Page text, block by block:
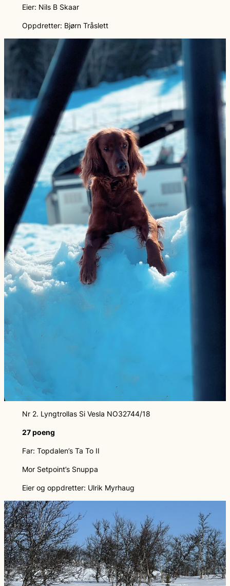
Eier: Nils B Skaar
Oppdretter: Bjørn Tråslett
Nr 2. Lyngtrollas Si Vesla NO32744/18
27 poeng
Far: Topdalen’s Ta To II
Mor Setpoint’s Snuppa
Eier og oppdretter: Ulrik Myrhaug